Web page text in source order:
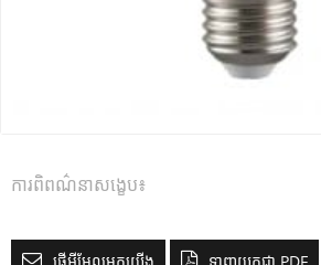
ការពិពណ៌នាសង្ខេប៖